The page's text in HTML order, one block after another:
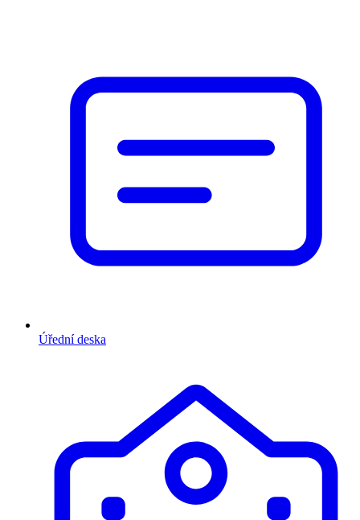
Úřední deska